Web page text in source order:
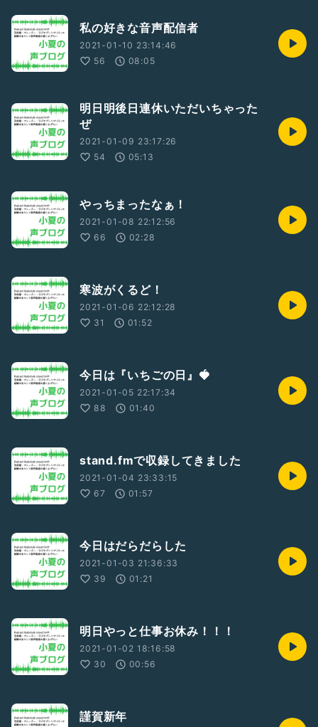
私の好きな音声配信者
2021-01-10 23:14:46
56
08:05
明日明後日連休いただいちゃった
ぜ
2021-01-09 23:17:26
54
05:13
やっちまったなぁ！
2021-01-08 22:12:56
66
02:28
寒波がくるど！
2021-01-06 22:12:28
31
01:52
今日は『いちごの日』🍓
2021-01-05 22:17:34
88
01:40
stand.fmで収録してきました
2021-01-04 23:33:15
67
01:57
今日はだらだらした
2021-01-03 21:36:33
39
01:21
明日やっと仕事お休み！！！
2021-01-02 18:16:58
30
00:56
謹賀新年